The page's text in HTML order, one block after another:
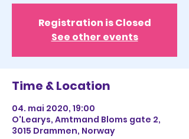
Registration is Closed
See other events
Time & Location
04. mai 2020, 19:00
O'Learys, Amtmand Bloms gate 2,
3015 Drammen, Norway